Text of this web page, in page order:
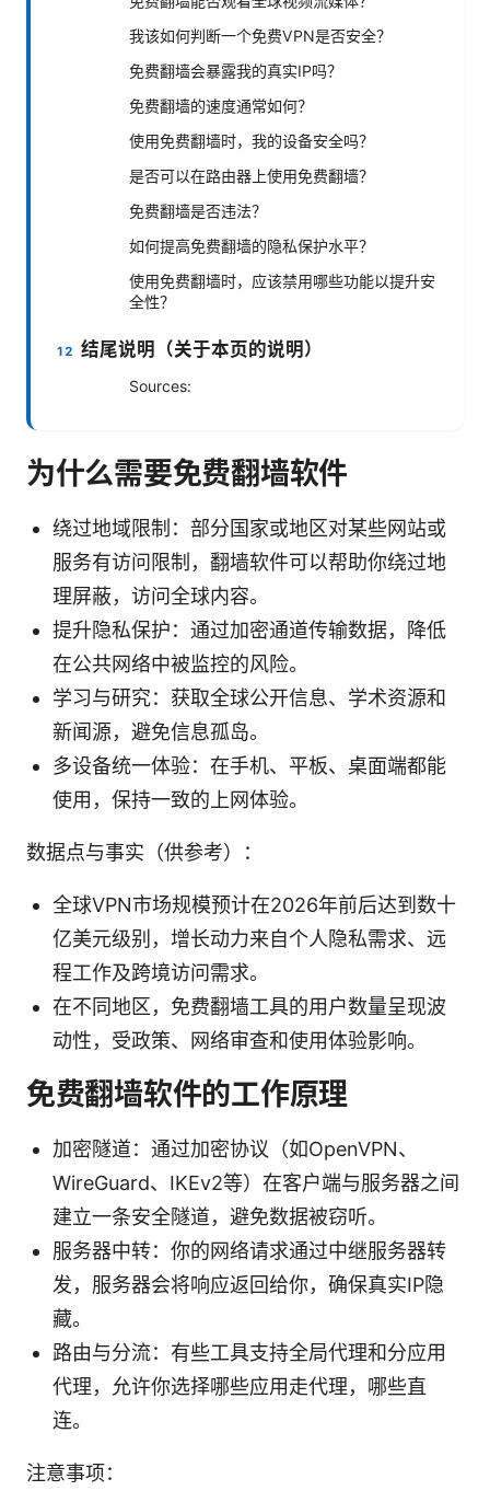
我该如何判断一个免费VPN是否安全？
免费翻墙会暴露我的真实IP吗？
免费翻墙的速度通常如何？
使用免费翻墙时，我的设备安全吗？
是否可以在路由器上使用免费翻墙？
免费翻墙是否违法？
如何提高免费翻墙的隐私保护水平？
使用免费翻墙时，应该禁用哪些功能以提升安
全性？
结尾说明（关于本页的说明）
Sources:
为什么需要免费翻墙软件
绕过地域限制：部分国家或地区对某些网站或
服务有访问限制，翻墙软件可以帮助你绕过地
理屏蔽，访问全球内容。
提升隐私保护：通过加密通道传输数据，降低
在公共网络中被监控的风险。
学习与研究：获取全球公开信息、学术资源和
新闻源，避免信息孤岛。
多设备统一体验：在手机、平板、桌面端都能
使用，保持一致的上网体验。
数据点与事实（供参考）：
全球VPN市场规模预计在2026年前后达到数十
亿美元级别，增长动力来自个人隐私需求、远
程工作及跨境访问需求。
在不同地区，免费翻墙工具的用户数量呈现波
动性，受政策、网络审查和使用体验影响。
免费翻墙软件的工作原理
加密隧道：通过加密协议（如OpenVPN、
WireGuard、IKEv2等）在客户端与服务器之间
建立一条安全隧道，避免数据被窃听。
服务器中转：你的网络请求通过中继服务器转
发，服务器会将响应返回给你，确保真实IP隐
藏。
路由与分流：有些工具支持全局代理和分应用
代理，允许你选择哪些应用走代理，哪些直
连。
注意事项：